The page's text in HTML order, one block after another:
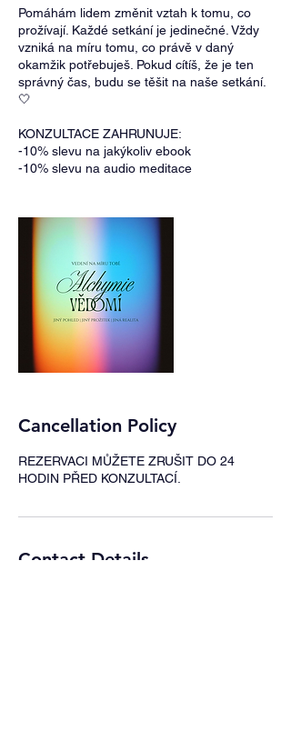
Pomáhám lidem změnit vztah k tomu, co
prožívají. Každé setkání je jedinečné. Vždy
vzniká na míru tomu, co právě v daný
okamžik potřebuješ. Pokud cítíš, že je ten
správný čas, budu se těšit na naše setkání.
🤍
KONZULTACE ZAHRUNUJE:
-10% slevu na jakýkoliv ebook
-10% slevu na audio meditace
Cancellation Policy
REZERVACI MŮŽETE ZRUŠIT DO 24
HODIN PŘED KONZULTACÍ.
Contact Details